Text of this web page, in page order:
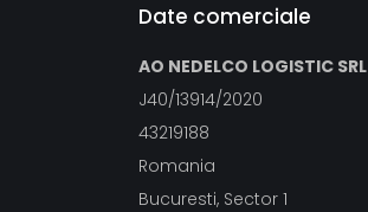
Date comerciale
AO NEDELCO LOGISTIC SRL
J40/13914/2020
43219188
Romania
Bucuresti, Sector 1